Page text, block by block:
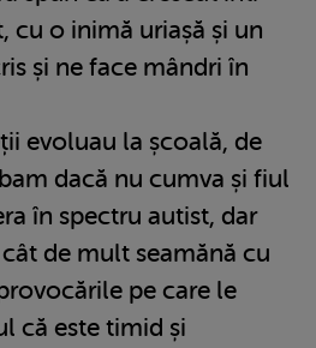
cu o inimă uriașă și un
și ne face mândri în
evoluau la școală, de
dacă nu cumva și fiul
în spectru autist, dar
de mult seamănă cu
pe care le
că este timid și